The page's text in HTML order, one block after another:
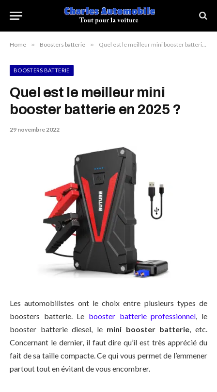
Home » Boosters batterie » Quel est le meilleur mini booster batterie en 2025 ?
BOOSTERS BATTERIE
Quel est le meilleur mini
booster batterie en 2025 ?
29 novembre 2022
Les automobilistes ont le choix entre plusieurs types de
boosters batterie. Le booster batterie professionnel, le
booster batterie diesel, le mini booster batterie, etc.
Concernant le dernier, il faut dire qu’il est très apprécié du
fait de sa taille compacte. Ce qui vous permet de l’emmener
partout tout en évitant de vous encombrer.